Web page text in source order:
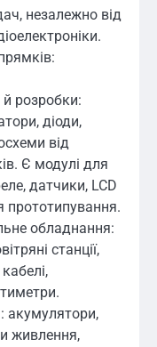
незалежно від
розробки:
діоди,
від
Є модулі для
датчики, LCD
прототипування.
обладнання:
станції,
акумулятори,
живлення,